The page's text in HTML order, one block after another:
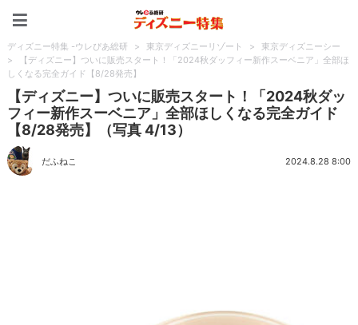
ディズニー特集 -ウレぴあ総研 > 東京ディズニーリゾート >
東京ディズニーシー
>
【ディズニー】ついに販売スタート！「2024秋ダッフィー新作スーベニア」全部ほ
しくなる完全ガイド【8/28発売】
【ディズニー】ついに販売スタート！「2024秋ダッ
フィー新作スーベニア」全部ほしくなる完全ガイド
【8/28発売】（写真 4/13）
だふねこ 2024.8.28 8:00